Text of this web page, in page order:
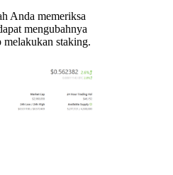
Anda memeriksa
mengubahnya
staking.